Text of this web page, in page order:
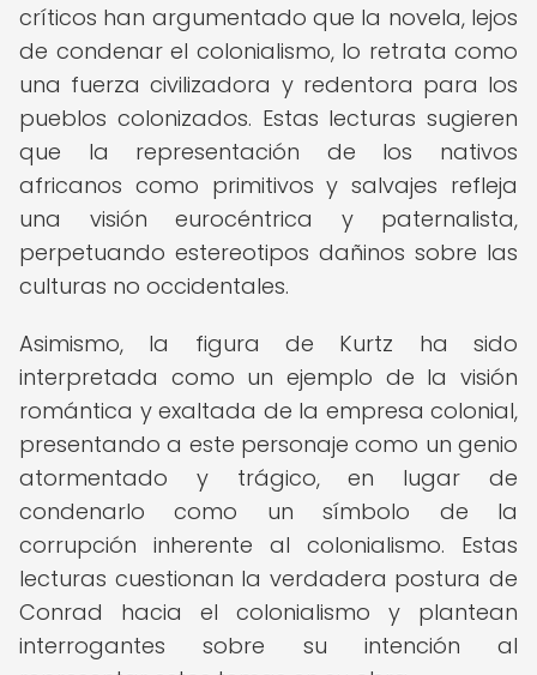
críticos han argumentado que la novela, lejos
de condenar el colonialismo, lo retrata como
una fuerza civilizadora y redentora para los
pueblos colonizados. Estas lecturas sugieren
que la representación de los nativos
africanos como primitivos y salvajes refleja
una visión eurocéntrica y paternalista,
perpetuando estereotipos dañinos sobre las
culturas no occidentales.
Asimismo, la figura de Kurtz ha sido
interpretada como un ejemplo de la visión
romántica y exaltada de la empresa colonial,
presentando a este personaje como un genio
atormentado y trágico, en lugar de
condenarlo como un símbolo de la
corrupción inherente al colonialismo. Estas
lecturas cuestionan la verdadera postura de
Conrad hacia el colonialismo y plantean
interrogantes sobre su intención al